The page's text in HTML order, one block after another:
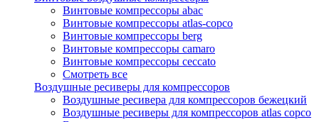
Винтовые компрессоры abac
Винтовые компрессоры atlas-copco
Винтовые компрессоры berg
Винтовые компрессоры camaro
Винтовые компрессоры ceccato
Смотреть все
Воздушные ресиверы для компрессоров
Воздушные ресивера для компрессоров бежецкий
Воздушные ресиверы для компрессоров atlas copco